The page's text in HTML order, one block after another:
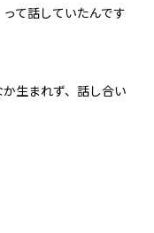
て話していたんです
生まれず、話し合い